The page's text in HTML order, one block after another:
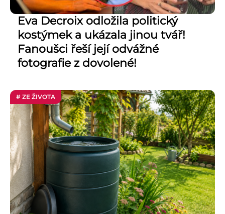
Eva Decroix odložila politický
kostýmek a ukázala jinou tvář!
Fanoušci řeší její odvážné
fotografie z dovolené!
# ZE ŽIVOTA